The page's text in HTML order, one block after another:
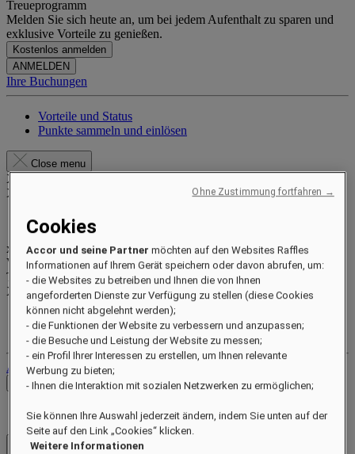
Treueprogramm
Melden Sie sich heute an, um bei jedem Aufenthalt zu sparen und
exklusive Vorteile zu genießen.
Kostenlos anmelden
ANMELDEN
Ihre Buchungen
Vorteile und Status
Punkte sammeln und einlösen
Close menu
Xxxx Xxxxxxxxx
XXXXXX X XXXXXXXX X
xxxxxxxx
Valid untilxx/xx/xxxx
Treuepunkte
XXXpts
Ihr Treuekonto
Ihre Buchungen
Abmelden
Preise prüfen
Cookies
Accor und seine Partner möchten auf den Websites Raffles
Informationen auf Ihrem Gerät speichern oder davon abrufen, um:
- die Websites zu betreiben und Ihnen die von Ihnen
angeforderten Dienste zur Verfügung zu stellen (diese Cookies
können nicht abgelehnt werden);
- die Funktionen der Website zu verbessern und anzupassen;
- die Besuche und Leistung der Website zu messen;
- ein Profil Ihrer Interessen zu erstellen, um Ihnen relevante
Werbung zu bieten;
- Ihnen die Interaktion mit sozialen Netzwerken zu ermöglichen;
Sie können Ihre Auswahl jederzeit ändern, indem Sie unten auf der
Seite auf den Link „Cookies“ klicken.
Weitere Informationen
Ohne Zustimmung fortfahren →